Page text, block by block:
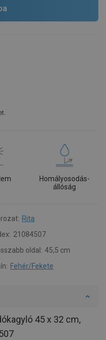
Homályosodás-
állóság
Rita
21084507
oldal: 45,5 cm
Fehér/Fekete
45 x 32 cm,